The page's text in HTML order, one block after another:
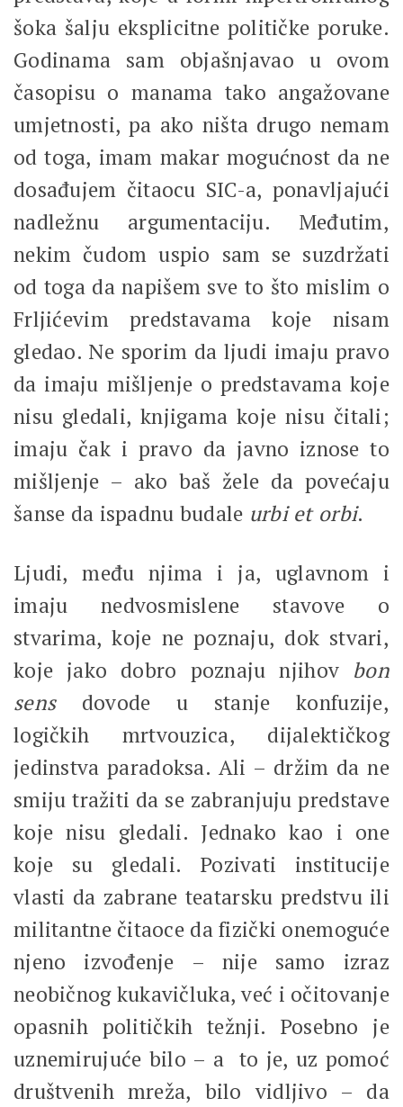
šoka šalju eksplicitne političke poruke.
Godinama sam objašnjavao u ovom
časopisu o manama tako angažovane
umjetnosti, pa ako ništa drugo nemam
od toga, imam makar mogućnost da ne
dosađujem čitaocu SIC-a, ponavljajući
nadležnu argumentaciju. Međutim,
nekim čudom uspio sam se suzdržati
od toga da napišem sve to što mislim o
Frljićevim predstavama koje nisam
gledao. Ne sporim da ljudi imaju pravo
da imaju mišljenje o predstavama koje
nisu gledali, knjigama koje nisu čitali;
imaju čak i pravo da javno iznose to
mišljenje – ako baš žele da povećaju
šanse da ispadnu budale urbi et orbi.
Ljudi, među njima i ja, uglavnom i
imaju nedvosmislene stavove o
stvarima, koje ne poznaju, dok stvari,
koje jako dobro poznaju njihov bon
sensdovode u stanje konfuzije,
logičkih mrtvouzica, dijalektičkog
jedinstva paradoksa. Ali – držim da ne
smiju tražiti da se zabranjuju predstave
koje nisu gledali. Jednako kao i one
koje su gledali. Pozivati institucije
vlasti da zabrane teatarsku predstvu ili
militantne čitaoce da fizički onemoguće
njeno izvođenje – nije samo izraz
neobičnog kukavičluka, već i očitovanje
opasnih političkih težnji. Posebno je
uznemirujuće bilo – a to je, uz pomoć
društvenih mreža, bilo vidljivo – da